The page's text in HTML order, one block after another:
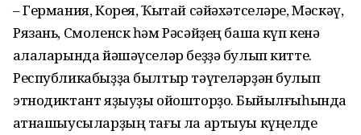
– Германия, Корея, Ҡытай сәйәхәт­селәре, Мәскәү,
Рязань, Смоленск һәм Рәсәйҙең башҡа күп кенә
ҡалаларында йәшәүселәр беҙҙә булып китте.
Республикабыҙҙа былтыр тәүгеләрҙән булып
этнодиктант яҙыуҙы ойоштор­ҙоҡ. Быйылғыһында
ҡатна­шыу­сылар­ҙың тағы ла артыуы күңелде